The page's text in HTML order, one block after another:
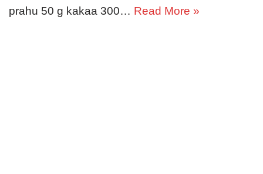
prahu 50 g kakaa 300… Read More »